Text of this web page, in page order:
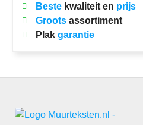
Bestekwaliteit en prijs
Grootsassortiment
Plak garantie